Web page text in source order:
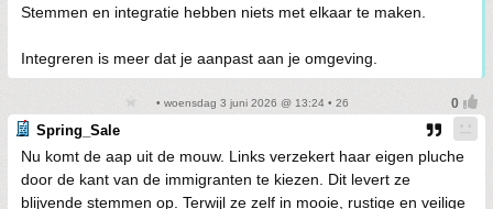
Stemmen en integratie hebben niets met elkaar te maken.
Integreren is meer dat je aanpast aan je omgeving.
• woensdag 3 juni 2026 @ 13:24 • 26
Spring_Sale
Nu komt de aap uit de mouw. Links verzekert haar eigen pluche
door de kant van de immigranten te kiezen. Dit levert ze
blijvende stemmen op. Terwijl ze zelf in mooie, rustige en veilige